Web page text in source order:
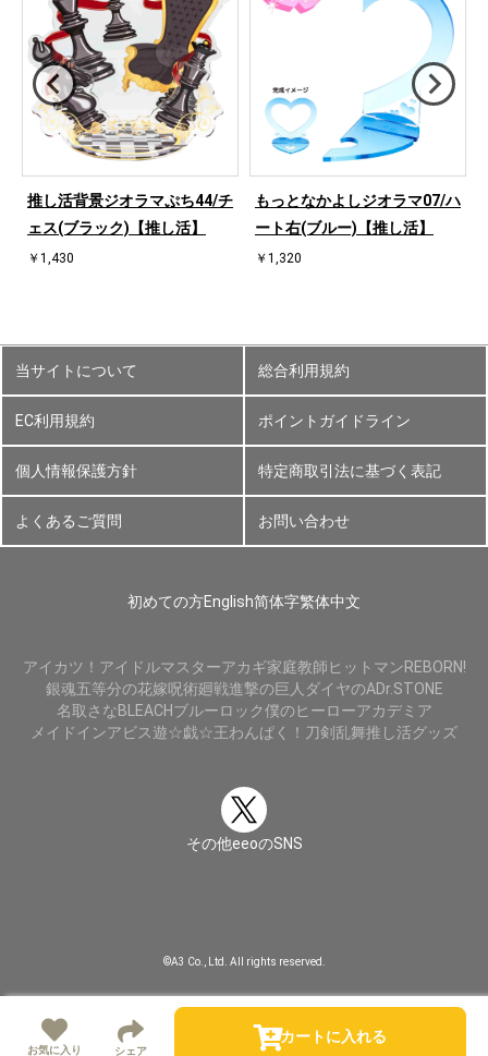
お気に入り シェア
カートに入れる
推し活背景ジオラマぷち44/チ
ェス(ブラック)【推し活】
￥1,430
もっとなかよしジオラマ07/ハ
ート右(ブルー)【推し活】
￥1,320
当サイトについて 総合利用規約
EC利用規約 ポイントガイドライン
個人情報保護方針 特定商取引法に基づく表記
よくあるご質問 お問い合わせ
初めての方English简体字繁体中文
アイカツ！ アイドルマスターアカギ家庭教師ヒットマンREBORN!
銀魂五等分の花嫁呪術廻戦進撃の巨人 ダイヤのADr.STONE
名取さなBLEACHブルーロック僕のヒーローアカデミア
メイドインアビス遊☆戯☆王わんぱく！刀剣乱舞推し活グッズ
その他eeoのSNS
©A3 Co., Ltd. All rights reserved.